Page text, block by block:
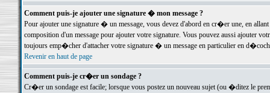
Comment puis-je ajouter une signature � mon message ?
Pour ajouter une signature � un message, vous devez d'abord en cr�er une, en
composition d'un message pour ajouter votre signature. Vous pouvez aussi ajouter
toujours emp�cher d'attacher votre signature � un message en particulier en
Revenir en haut de page
Comment puis-je cr�er un sondage ?
Cr�er un sondage est facile; lorsque vous postez un nouveau sujet (ou �ditez le